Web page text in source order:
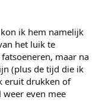
ik hem namelijk
het luik te
maar na
(plus de tijd die ik
eruit drukken of
even mee